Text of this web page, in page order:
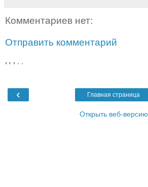
Комментариев нет:
Отправить комментарий
, , ,
‹ Главная страница
Открыть веб-версию